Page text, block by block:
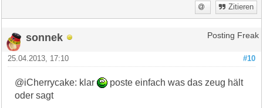
Zitieren
sonnek Posting Freak
#10
25.04.2013, 17:10
@iCherrycake: klar
poste einfach was das zeug hält
oder sagt